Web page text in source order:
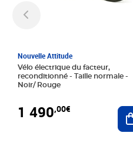
Nouvelle Attitude
Vélo électrique du facteur,
reconditionné - Taille normale -
Noir/ Rouge
1 490,00€